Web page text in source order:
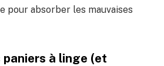
pour absorber les mauvaises
à linge (et